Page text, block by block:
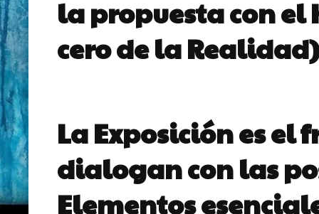
la propuesta con
cero de la
La Exposición es el
dialogan con las
Elementos